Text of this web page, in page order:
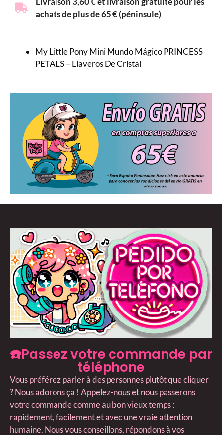
achats de plus de 65 € (péninsule)
My Little Pony Mini Mundo Mágico PRINCESS
PETALS – Llaveros De Cristal
☎️Passez votre commande par
téléphone
Vous préférez parler à des personnes plutôt que cliquer
? Nous adorons ça ! Appelez-nous et nous passerons
votre commande comme au bon vieux temps :
rapidement, facilement et avec une vraie attention
humaine. Nous vous conseillons, répondons à vos